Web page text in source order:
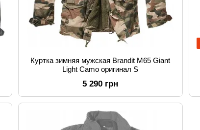
Куртка зимняя мужская Brandit M65 Giant
Light Camo оригинал S
5 290 грн